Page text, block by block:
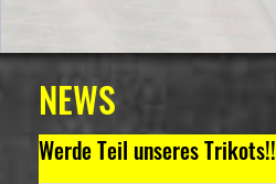
NEWS
Werde Teil unseres Trikots!!